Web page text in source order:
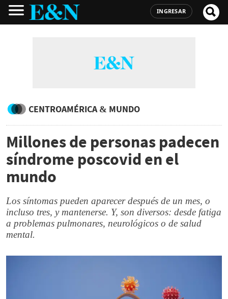
INGRESAR
CENTROAMÉRICA & MUNDO
Millones de personas padecen
síndrome poscovid en el
mundo
Los síntomas pueden aparecer después de un mes, o
incluso tres, y mantenerse. Y, son diversos: desde fatiga
a problemas pulmonares, neurológicos o de salud
mental.